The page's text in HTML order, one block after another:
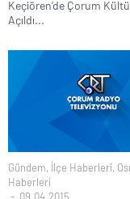
Keçiören’de Çorum
Açıldı...
Gündem, İlçe Haberleri,
Haberleri
09.04.2015